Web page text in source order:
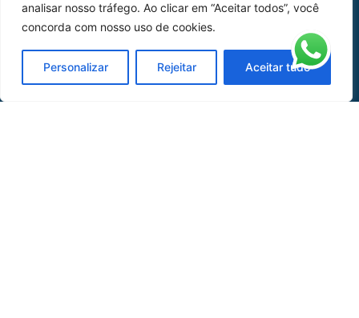
analisar nosso tráfego. Ao clicar em “Aceitar todos”, você
concorda com nosso uso de cookies.
Personalizar Rejeitar Aceitar tudo
Peças
Catálogo de Aplicações
Oficina de Mangueiras